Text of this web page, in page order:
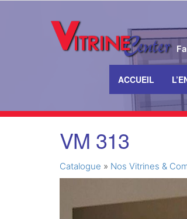
ACCUEIL
VM 313
Catalogue » Nos Vitrines &